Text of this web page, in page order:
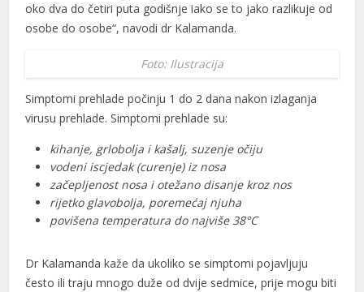
oko dva do četiri puta godišnje iako se to jako razlikuje od
osobe do osobe“, navodi dr Kalamanda.
Foto: Ilustracija
Simptomi prehlade počinju 1 do 2 dana nakon izlaganja
virusu prehlade. Simptomi prehlade su:
kihanje, grlobolja i kašalj, suzenje očiju
vodeni iscjedak (curenje) iz nosa
začepljenost nosa i otežano disanje kroz nos
rijetko glavobolja, poremećaj njuha
povišena temperatura do najviše 38°C
Dr Kalamanda kaže da ukoliko se simptomi pojavljuju
često ili traju mnogo duže od dvije sedmice, prije mogu biti